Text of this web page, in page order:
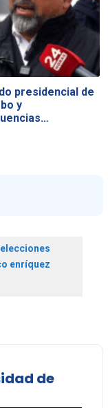
presidencial de
y
elecciones
enríquez
de